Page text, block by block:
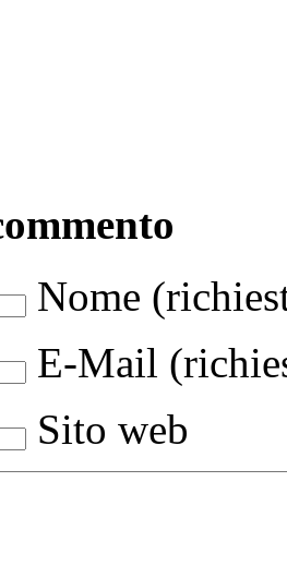
Nome
E-Mail
Sito web